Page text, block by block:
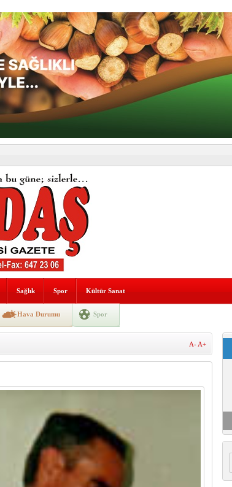
şekilde
5 Yaralı
Sağlık Spor Kültür Sanat
Hava Durumu Spor
A- A+